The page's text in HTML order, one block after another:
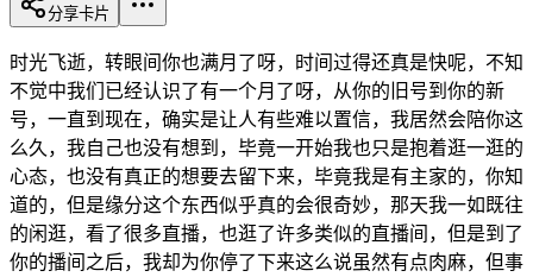
分享卡片
时光飞逝，转眼间你也满月了呀，时间过得还真是快呢，不知
不觉中我们已经认识了有一个月了呀，从你的旧号到你的新
号，一直到现在，确实是让人有些难以置信，我居然会陪你这
么久，我自己也没有想到，毕竟一开始我也只是抱着逛一逛的
心态，也没有真正的想要去留下来，毕竟我是有主家的，你知
道的，但是缘分这个东西似乎真的会很奇妙，那天我一如既往
的闲逛，看了很多直播，也逛了许多类似的直播间，但是到了
你的播间之后，我却为你停了下来这么说虽然有点肉麻，但事